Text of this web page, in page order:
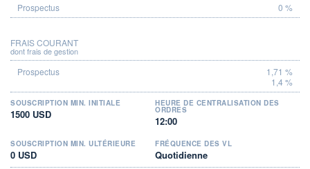
0 %
FRAIS COURANT
dont frais de gestion
1,71 %
1,4 %
SOUSCRIPTION MIN. INITIALE
1500 USD
HEURE DE CENTRALISATION DES
ORDRES
12:00
SOUSCRIPTION MIN. ULTÉRIEURE
0 USD
FRÉQUENCE DES VL
Quotidienne